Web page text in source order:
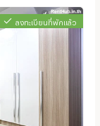
ลงทะเบียนที่พักแล้ว